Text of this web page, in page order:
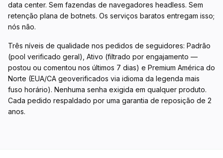
data center. Sem fazendas de navegadores headless. Sem
retenção plana de botnets. Os serviços baratos entregam isso;
nós não.
Três níveis de qualidade nos pedidos de seguidores: Padrão
(pool verificado geral), Ativo (filtrado por engajamento —
postou ou comentou nos últimos 7 dias) e Premium América do
Norte (EUA/CA geoverificados via idioma da legenda mais
fuso horário). Nenhuma senha exigida em qualquer produto.
Cada pedido respaldado por uma garantia de reposição de 2
anos.